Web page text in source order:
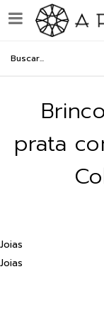
prata
Joias
Joias